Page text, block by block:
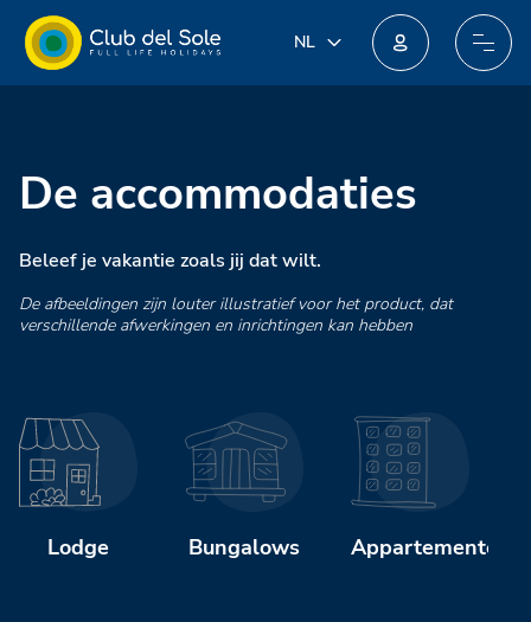
NL
PL
De accommodaties
Beleef je vakantie zoals jij dat wilt.
De afbeeldingen zijn louter illustratief voor het product, dat
verschillende afwerkingen en inrichtingen kan hebben
Lodge Bungalows Appartementen